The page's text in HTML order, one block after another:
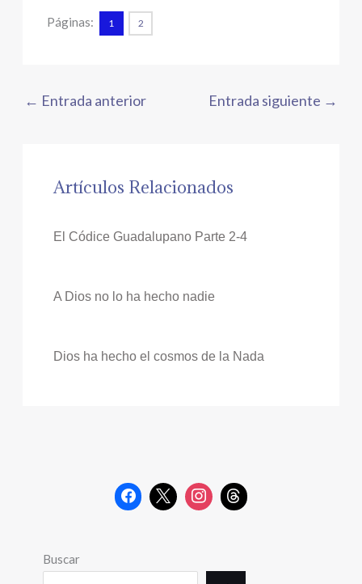
Páginas: 1 2
← Entrada anterior Entrada siguiente →
Artículos Relacionados
El Códice Guadalupano Parte 2-4
A Dios no lo ha hecho nadie
Dios ha hecho el cosmos de la Nada
Buscar